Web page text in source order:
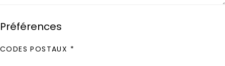
Préférences
CODES POSTAUX *